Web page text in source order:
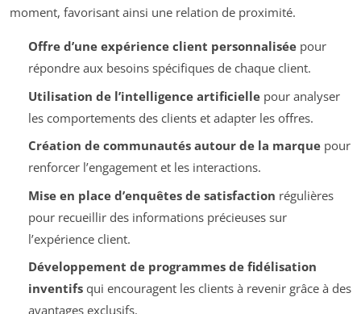
moment, favorisant ainsi une relation de proximité.
Offre d’une expérience client personnaliséepour
répondre aux besoins spécifiques de chaque client.
Utilisation de l’intelligence artificiellepour analyser
les comportements des clients et adapter les offres.
Création de communautés autour de la marquepour
renforcer l’engagement et les interactions.
Mise en place d’enquêtes de satisfaction régulières
pour recueillir des informations précieuses sur
l’expérience client.
Développement de programmes de fidélisation
inventifsqui encouragent les clients à revenir grâce à des
avantages exclusifs.